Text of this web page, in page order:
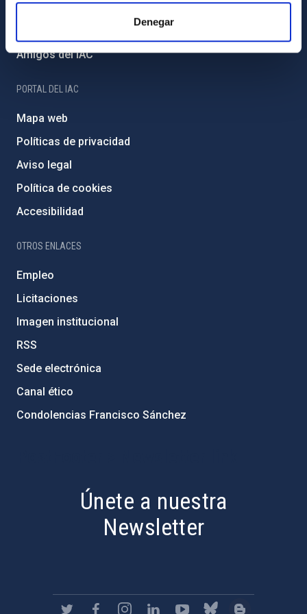
Denegar
Financiación externa
Amigos del IAC
PORTAL DEL IAC
Mapa web
Políticas de privacidad
Aviso legal
Política de cookies
Accesibilidad
OTROS ENLACES
Empleo
Licitaciones
Imagen institucional
RSS
Sede electrónica
Canal ético
Condolencias Francisco Sánchez
Únete a nuestra
Newsletter